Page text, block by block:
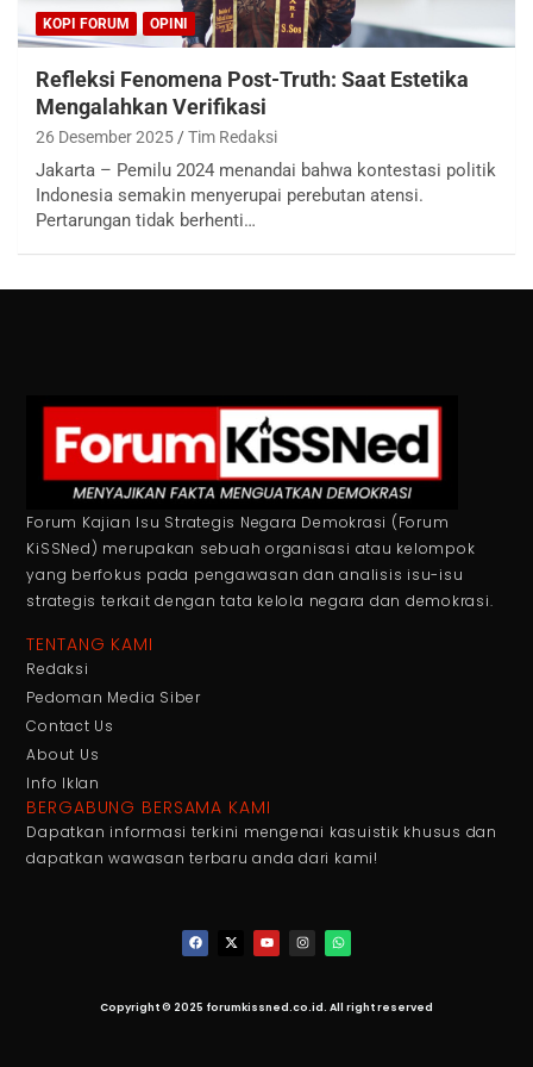
KOPI FORUM OPINI
Refleksi Fenomena Post-Truth: Saat Estetika
Mengalahkan Verifikasi
26 Desember 2025 Tim Redaksi
Jakarta – Pemilu 2024 menandai bahwa kontestasi politik
Indonesia semakin menyerupai perebutan atensi.
Pertarungan tidak berhenti…
Forum Kajian Isu Strategis Negara Demokrasi (Forum
KiSSNed) merupakan sebuah organisasi atau kelompok
yang berfokus pada pengawasan dan analisis isu-isu
strategis terkait dengan tata kelola negara dan demokrasi.
TENTANG KAMI
Redaksi
Pedoman Media Siber
Contact Us
About Us
Info Iklan
BERGABUNG BERSAMA KAMI
Dapatkan informasi terkini mengenai kasuistik khusus dan
dapatkan wawasan terbaru anda dari kami!
Copyright © 2025 forumkissned.co.id. All right reserved